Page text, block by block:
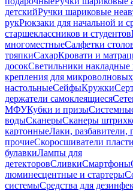
детскийРучки шариковые
рукРюкзаки для начальной и
старшеклассников и студентов
многоместныеСалфетки
тряпкиСахарКровати и
досокСветильники
крепления для
настольныеСейфыКружки
держатели самоклеящиеся
МФУКубки и призы
водыСканерыСканеры
картонныеЛаки, разбавители,
прочиеСкоросшиватели
булавкиЛампы для
детекторовСливкиСмартфоны
люминесцентные и стартеры
системыСредства для